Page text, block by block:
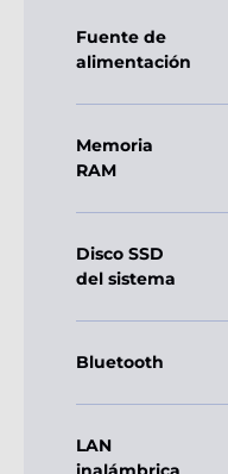
Fuente de
alimentación
Memoria
RAM
Disco SSD
del sistema
Bluetooth
LAN